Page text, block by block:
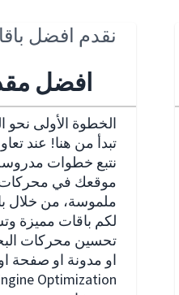
نقدم افضل
افضل
الخطوة الأولى
تبدأ من هنا! عند
نتبع خطوات
موقعك في محركات
ملموسة، من خلال
لكم باقات مميزة
تحسين محركات